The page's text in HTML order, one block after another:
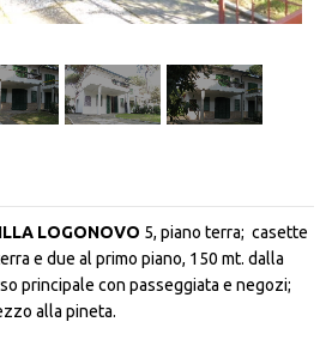
LOGONOVO 5, piano terra; casette
e due al primo piano, 150 mt. dalla
principale con passeggiata e negozi;
alla pineta.